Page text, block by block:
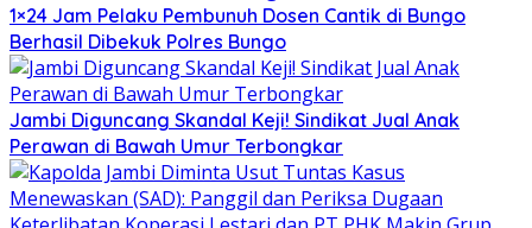
1×24 Jam Pelaku Pembunuh Dosen Cantik di Bungo
Berhasil Dibekuk Polres Bungo
Jambi Diguncang Skandal Keji! Sindikat Jual Anak
Perawan di Bawah Umur Terbongkar